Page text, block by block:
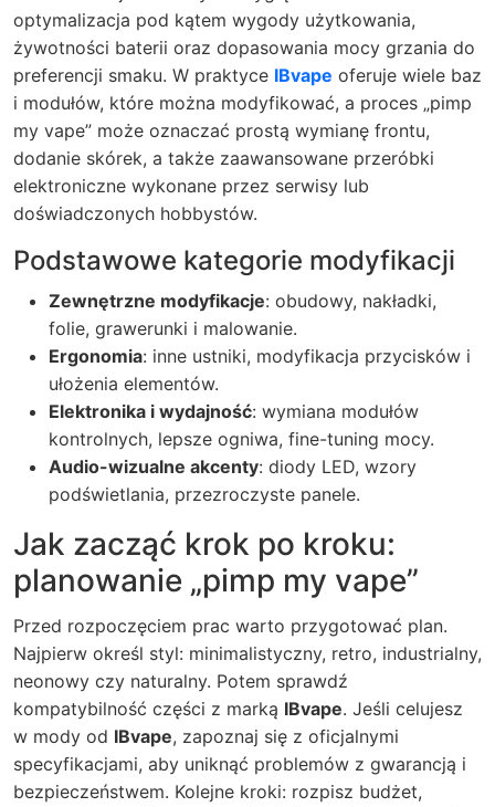
optymalizacja pod kątem wygody użytkowania,
żywotności baterii oraz dopasowania mocy grzania do
preferencji smaku. W praktyce IBvape oferuje wiele baz
i modułów, które można modyfikować, a proces „pimp
my vape” może oznaczać prostą wymianę frontu,
dodanie skórek, a także zaawansowane przeróbki
elektroniczne wykonane przez serwisy lub
doświadczonych hobbystów.
Podstawowe kategorie modyfikacji
Zewnętrzne modyfikacje: obudowy, nakładki,
folie, grawerunki i malowanie.
Ergonomia: inne ustniki, modyfikacja przycisków i
ułożenia elementów.
Elektronika i wydajność: wymiana modułów
kontrolnych, lepsze ogniwa, fine-tuning mocy.
Audio-wizualne akcenty: diody LED, wzory
podświetlania, przezroczyste panele.
Jak zacząć krok po kroku:
planowanie „pimp my vape”
Przed rozpoczęciem prac warto przygotować plan.
Najpierw określ styl: minimalistyczny, retro, industrialny,
neonowy czy naturalny. Potem sprawdź
kompatybilność części z marką IBvape. Jeśli celujesz
w mody od IBvape, zapoznaj się z oficjalnymi
specyfikacjami, aby uniknąć problemów z gwarancją i
bezpieczeństwem. Kolejne kroki: rozpisz budżet,